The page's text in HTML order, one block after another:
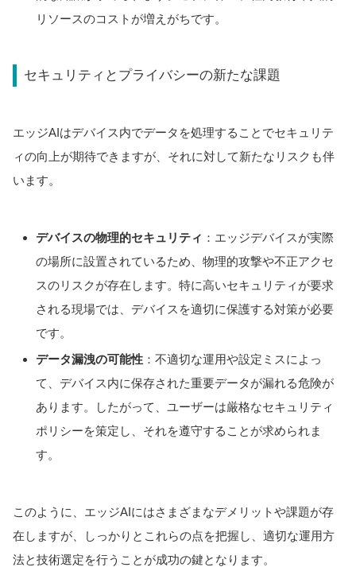
リソースのコストが増えがちです。
セキュリティとプライバシーの新たな課題
エッジAIはデバイス内でデータを処理することでセキュリテ
ィの向上が期待できますが、それに対して新たなリスクも伴
います。
デバイスの物理的セキュリティ ：エッジデバイスが実際
の場所に設置されているため、物理的攻撃や不正アクセ
スのリスクが存在します。特に高いセキュリティが要求
される現場では、デバイスを適切に保護する対策が必要
です。
データ漏洩の可能性 ：不適切な運用や設定ミスによっ
て、デバイス内に保存された重要データが漏れる危険が
あります。したがって、ユーザーは厳格なセキュリティ
ポリシーを策定し、それを遵守することが求められま
す。
このように、エッジAIにはさまざまなデメリットや課題が存
在しますが、しっかりとこれらの点を把握し、適切な運用方
法と技術選定を行うことが成功の鍵となります。